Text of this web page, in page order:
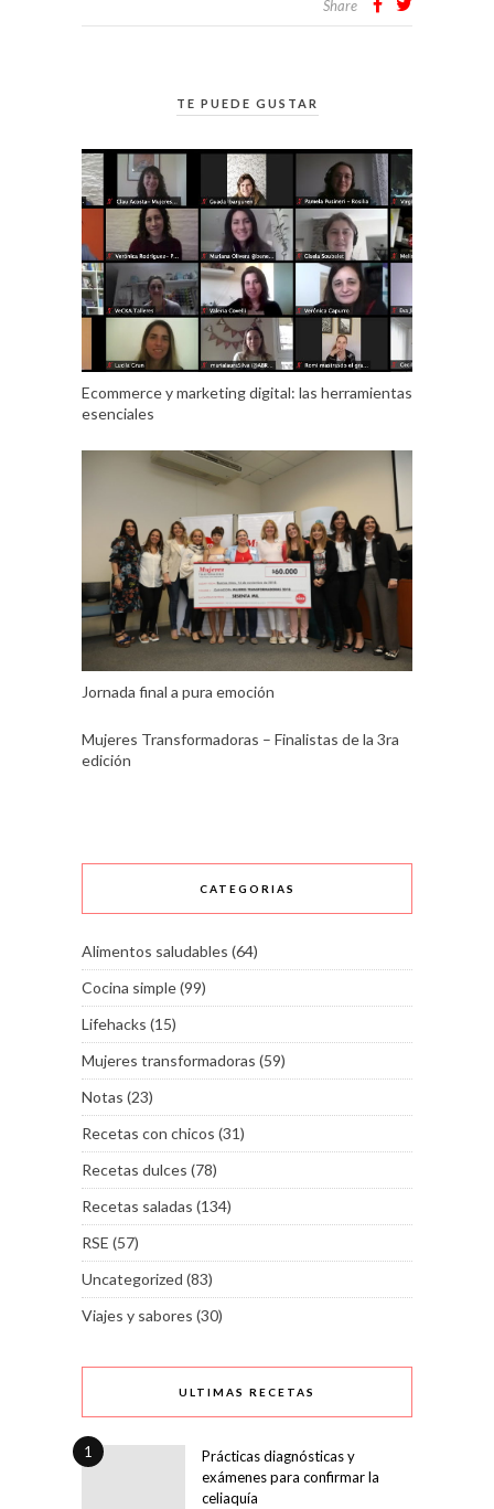
Share
TE PUEDE GUSTAR
Ecommerce y marketing digital: las herramientas
esenciales
Jornada final a pura emoción
Mujeres Transformadoras – Finalistas de la 3ra
edición
CATEGORIAS
Alimentos saludables (64)
Cocina simple(99)
Lifehacks (15)
Mujeres transformadoras (59)
Notas (23)
Recetas con chicos (31)
Recetas dulces (78)
Recetas saladas (134)
RSE (57)
Uncategorized (83)
Viajes y sabores (30)
ULTIMAS RECETAS
1
Prácticas diagnósticas y
exámenes para confirmar la
celiaquía